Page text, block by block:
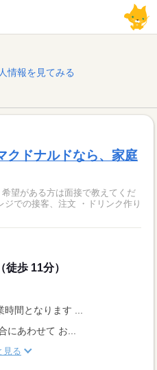
情報を見てみる
クドナルドなら、家庭
望がある方は面接で教えてくだ
歩 11分）
間となります ...
にあわせて お...
見る